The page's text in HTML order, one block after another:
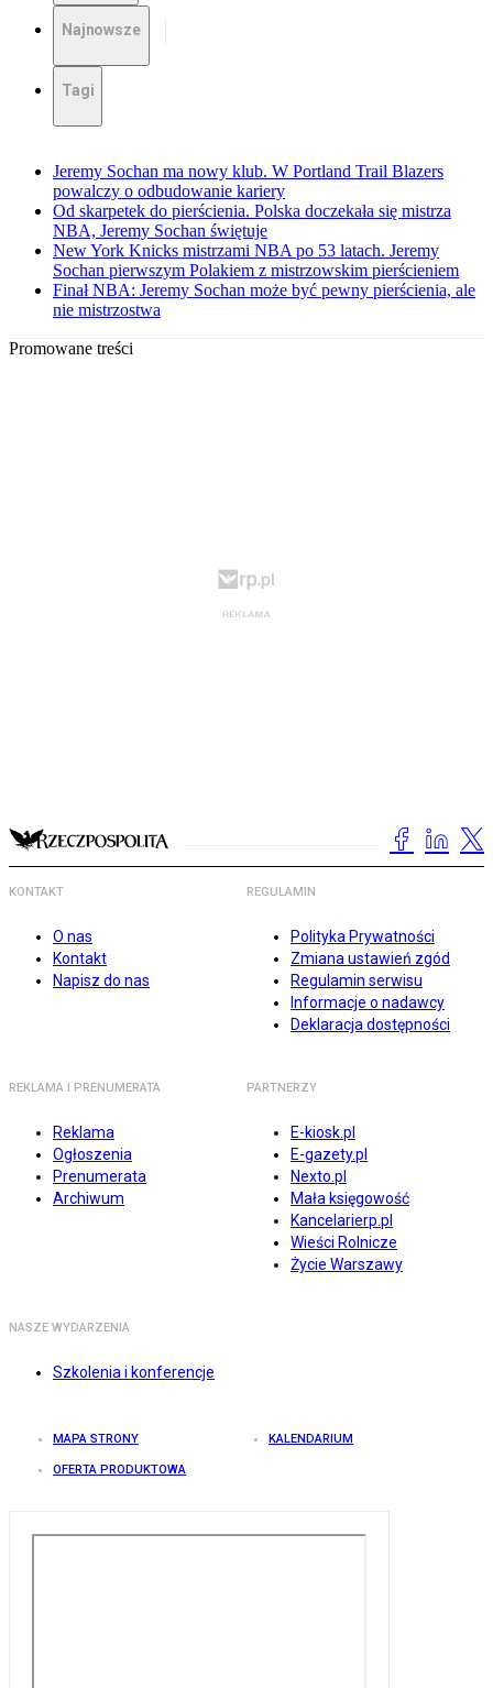
Najnowsze
Tagi
Jeremy Sochan ma nowy klub. W Portland Trail Blazers
powalczy o odbudowanie kariery
Od skarpetek do pierścienia. Polska doczekała się mistrza
NBA, Jeremy Sochan świętuje
New York Knicks mistrzami NBA po 53 latach. Jeremy
Sochan pierwszym Polakiem z mistrzowskim pierścieniem
Finał NBA: Jeremy Sochan może być pewny pierścienia, ale
nie mistrzostwa
Promowane treści
KONTAKT
O nas
Kontakt
Napisz do nas
REGULAMIN
Polityka Prywatności
Zmiana ustawień zgód
Regulamin serwisu
Informacje o nadawcy
Deklaracja dostępności
REKLAMA I PRENUMERATA
Reklama
Ogłoszenia
Prenumerata
Archiwum
PARTNERZY
E-kiosk.pl
E-gazety.pl
Nexto.pl
Mała księgowość
Kancelarierp.pl
Wieści Rolnicze
Życie Warszawy
NASZE WYDARZENIA
Szkolenia i konferencje
MAPA STRONY KALENDARIUM
OFERTA PRODUKTOWA